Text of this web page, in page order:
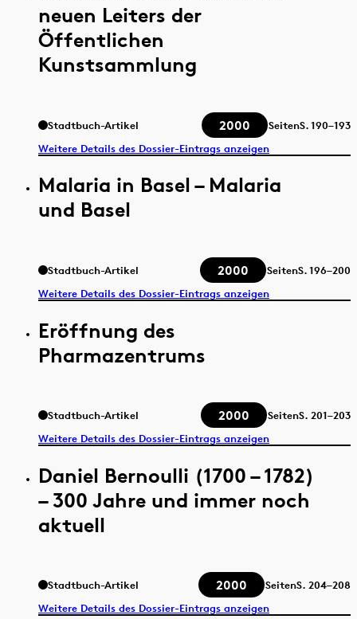
neuen Leiters der
Öffentlichen
Kunstsammlung
Stadtbuch-Artikel 2000 SeitenS.190–193
Weitere Details des Dossier-Eintrags anzeigen
Malaria in Basel – Malaria
und Basel
Stadtbuch-Artikel 2000 SeitenS.196–200
Weitere Details des Dossier-Eintrags anzeigen
Eröffnung des
Pharmazentrums
Stadtbuch-Artikel 2000 SeitenS. 201–203
Weitere Details des Dossier-Eintrags anzeigen
Daniel Bernoulli (1700 – 1782)
– 300 Jahre und immer noch
aktuell
Stadtbuch-Artikel 2000 SeitenS. 204–208
Weitere Details des Dossier-Eintrags anzeigen